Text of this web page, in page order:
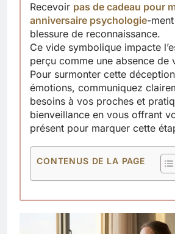
Recevoir pas de cadeau pour
anniversaire psychologie-
blessure de reconnaissance.
Ce vide symbolique impacte
perçu comme une absence de
Pour surmonter cette
émotions, communiquez
besoins à vos proches et
bienveillance en vous offrant
présent pour marquer cette
CONTENUS DE LA PAGE